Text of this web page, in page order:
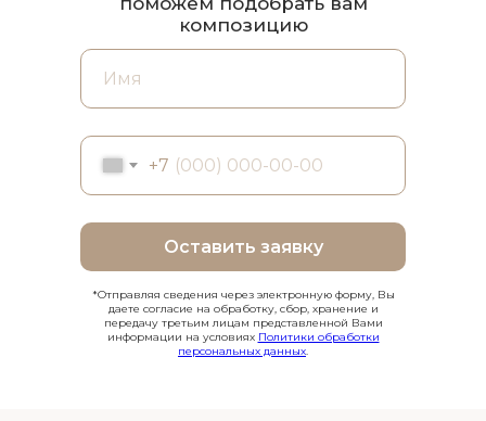
+7
Оставить заявку
композицию
*Отправляя сведения через электронную форму, Вы
даете согласие на обработку, сбор, хранение и
передачу третьим лицам представленной Вами
информации на условиях Политики обработки
персональных данных.